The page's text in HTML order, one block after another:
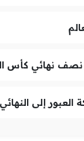
نهائي كأس
إلى النهائي